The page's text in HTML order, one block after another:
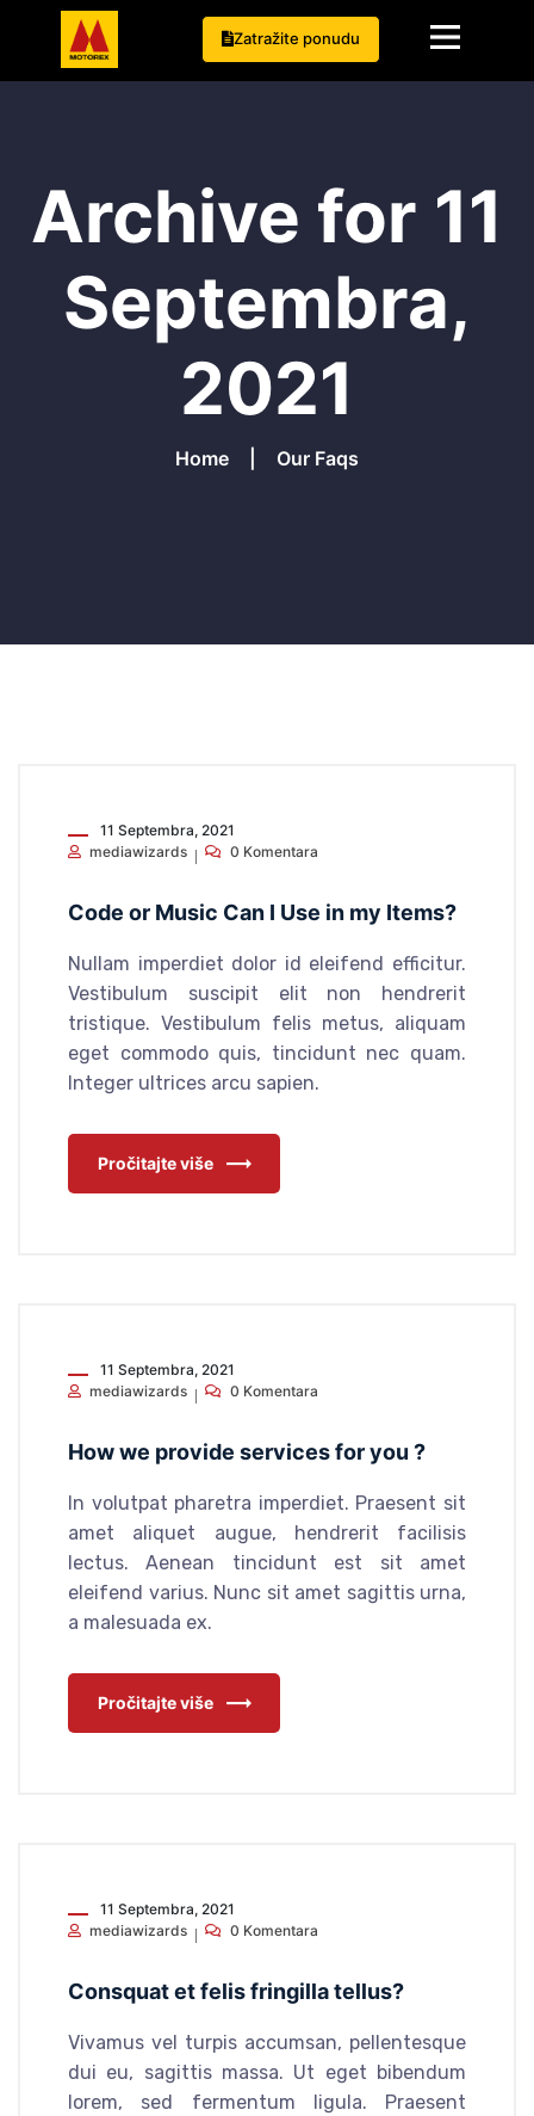
Zatražite ponudu
Archive for 11
Septembra,
2021
Home Our Faqs
11 Septembra, 2021
mediawizards
0 Komentara
Code or Music Can I Use in my Items?
Nullam imperdiet dolor id eleifend efficitur.
Vestibulum suscipit elit non hendrerit
tristique. Vestibulum felis metus, aliquam
eget commodo quis, tincidunt nec quam.
Integer ultrices arcu sapien.
Pročitajte više
11 Septembra, 2021
mediawizards
0 Komentara
How we provide services for you ?
In volutpat pharetra imperdiet. Praesent sit
amet aliquet augue, hendrerit facilisis
lectus. Aenean tincidunt est sit amet
eleifend varius. Nunc sit amet sagittis urna,
a malesuada ex.
Pročitajte više
11 Septembra, 2021
mediawizards
0 Komentara
Consquat et felis fringilla tellus?
Vivamus vel turpis accumsan, pellentesque
dui eu, sagittis massa. Ut eget bibendum
lorem, sed fermentum ligula. Praesent